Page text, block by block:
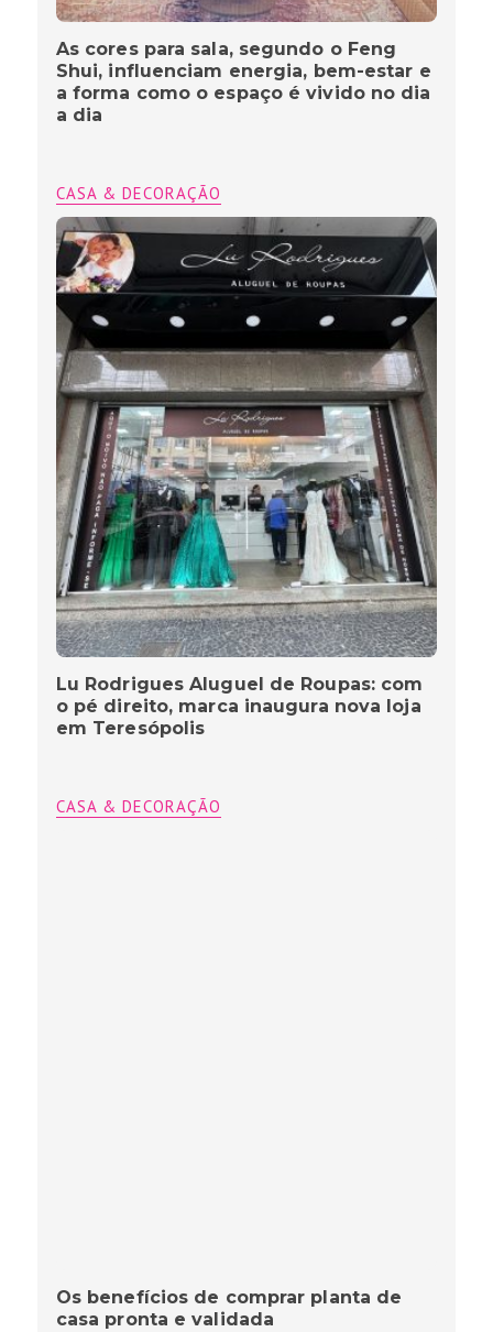
As cores para sala, segundo o Feng
Shui, influenciam energia, bem-estar e
a forma como o espaço é vivido no dia
a dia
CASA & DECORAÇÃO
Lu Rodrigues Aluguel de Roupas: com
o pé direito, marca inaugura nova loja
em Teresópolis
CASA & DECORAÇÃO
Os benefícios de comprar planta de
casa pronta e validada